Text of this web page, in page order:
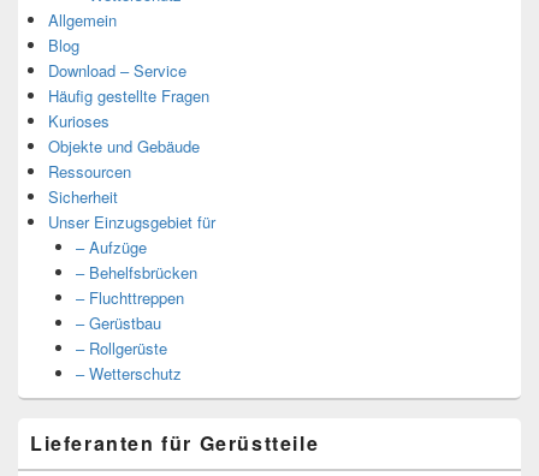
Allgemein
Blog
Download – Service
Häufig gestellte Fragen
Kurioses
Objekte und Gebäude
Ressourcen
Sicherheit
Unser Einzugsgebiet für
– Aufzüge
– Behelfsbrücken
– Fluchttreppen
– Gerüstbau
– Rollgerüste
– Wetterschutz
Lieferanten für Gerüstteile